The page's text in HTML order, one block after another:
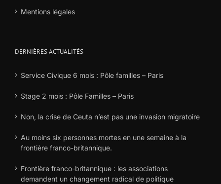
Mentions légales
DERNIÈRES ACTUALITÉS
Service Civique 6 mois : Pôle familles – Paris
Stage 2 mois : Pôle Familles – Paris
Non, la crise de Ceuta n’est pas une invasion migratoire
Au moins six personnes mortes en une semaine à la
frontière franco-britannique.
Frontière franco-britannique : les associations
demandent un changement radical de politique